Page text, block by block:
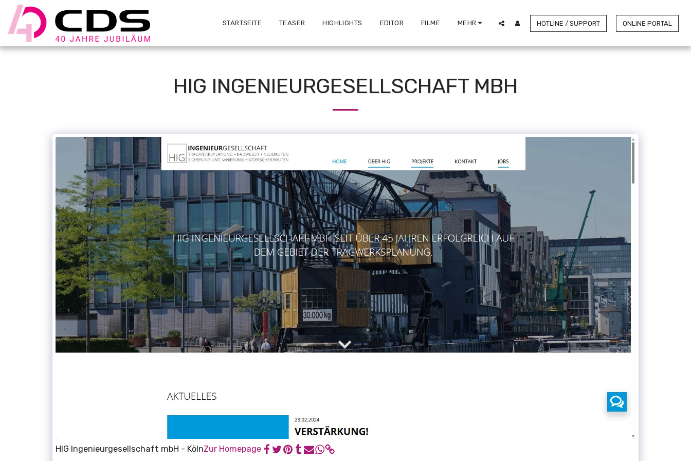
STARTSEITE TEASER HIGHLIGHTS EDITOR FILME MEHR HOTLINE / SUPPORT ONLINE PORTAL
HIG INGENIEURGESELLSCHAFT MBH
HIG Ingenieurgesellschaft mbH - KölnZur Homepage